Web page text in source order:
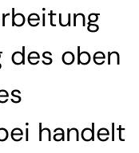
des oben
handelt